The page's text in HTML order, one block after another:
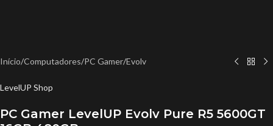
Início/Computadores/PC Gamer/Evolv
LevelUP Shop
PC Gamer LevelUP Evolv Pure R5 5600GT